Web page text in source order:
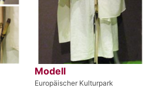
Modell
Europäischer Kulturpark